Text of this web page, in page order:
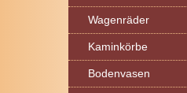
Wagenräder
Kaminkörbe
Bodenvasen